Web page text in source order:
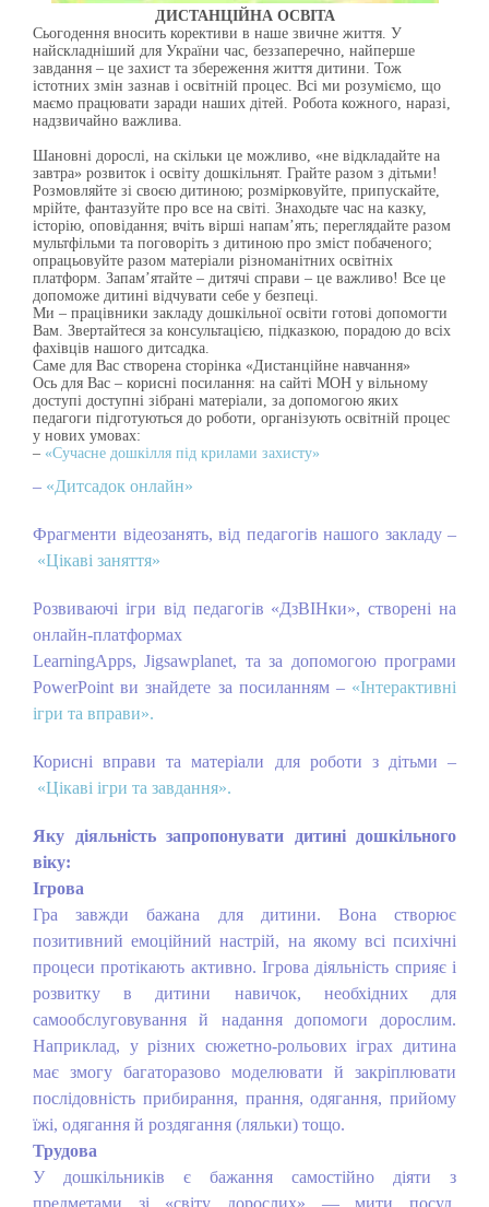
ДИСТАНЦІЙНА ОСВІТА
Сьогодення вносить корективи в наше звичне життя. У
найскладніший для України час, беззаперечно, найперше
завдання – це захист та збереження життя дитини. Тож
істотних змін зазнав і освітній процес. Всі ми розуміємо, що
маємо працювати заради наших дітей. Робота кожного, наразі,
надзвичайно важлива.
Шановні дорослі, на скільки це можливо, «не відкладайте на
завтра» розвиток і освіту дошкільнят. Грайте разом з дітьми!
Розмовляйте зі своєю дитиною; розмірковуйте, припускайте,
мрійте, фантазуйте про все на світі. Знаходьте час на казку,
історію, оповідання; вчіть вірші напам’ять; переглядайте разом
мультфільми та поговоріть з дитиною про зміст побаченого;
опрацьовуйте разом матеріали різноманітних освітніх
платформ. Запам’ятайте – дитячі справи – це важливо! Все це
допоможе дитині відчувати себе у безпеці.
Ми – працівники закладу дошкільної освіти готові допомогти
Вам. Звертайтеся за консультацією, підказкою, порадою до всіх
фахівців нашого дитсадка.
Саме для Вас створена сторінка «Дистанційне навчання»
Ось для Вас – корисні посилання: на сайті МОН у вільному
доступі доступні зібрані матеріали, за допомогою яких
педагоги підготуються до роботи, організують освітній процес
у нових умовах:
– «Сучасне дошкілля під крилами захисту»
– «Дитсадок онлайн»
Фрагменти відеозанять, від педагогів нашого закладу –
«Цікаві заняття»
Розвиваючі ігри від педагогів «ДзВІНки», створені на
онлайн-платформах
LearningApps, Jigsawplanet, та за допомогою програми
PowerPoint ви знайдете за посиланням – «Інтерактивні
ігри та вправи».
Корисні вправи та матеріали для роботи з дітьми –
«Цікаві ігри та завдання».
Яку діяльність запропонувати дитині дошкільного
віку:
Ігрова
Гра завжди бажана для дитини. Вона створює
позитивний емоційний настрій, на якому всі психічні
процеси протікають активно. Ігрова діяльність сприяє і
розвитку в дитини навичок, необхідних для
самообслуговування й надання допомоги дорослим.
Наприклад, у різних сюжетно-рольових іграх дитина
має змогу багаторазово моделювати й закріплювати
послідовність прибирання, прання, одягання, прийому
їжі, одягання й роздягання (ляльки) тощо.
Трудова
У дошкільників є бажання самостійно діяти з
предметами зі «світу дорослих» — мити посуд,